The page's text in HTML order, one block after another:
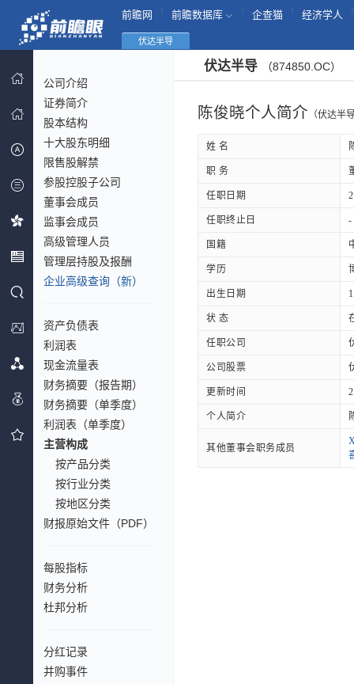
前瞻网 前瞻数据库 企查猫 经济学人
伏达半导
公司介绍
证券简介
股本结构
十大股东明细
限售股解禁
参股控股子公司
董事会成员
监事会成员
高级管理人员
管理层持股及报酬
企业高级查询（新）
资产负债表
利润表
现金流量表
财务摘要（报告期）
财务摘要（单季度）
利润表（单季度）
主营构成
按产品分类
按行业分类
按地区分类
财报原始文件（PDF）
每股指标
财务分析
杜邦分析
分红记录
并购事件
伏达半导 （874850.OC）
陈俊晓个人简介 （伏达半
姓 名
职 务
任职日期
任职终止日 -
国籍
学历
出生日期
状 态
任职公司
公司股票
更新时间
个人简介
其他董事会职务成员